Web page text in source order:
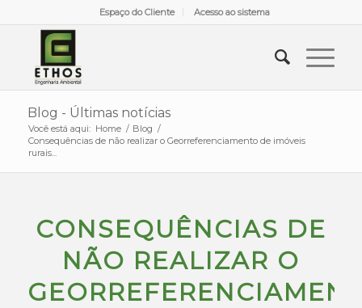
Espaço do Cliente Acesso ao sistema
Blog - Últimas notícias
Você está aqui: Home / Blog /
Consequências de não realizar o Georreferenciamento de imóveis
rurais...
CONSEQUÊNCIAS DE
NÃO REALIZAR O